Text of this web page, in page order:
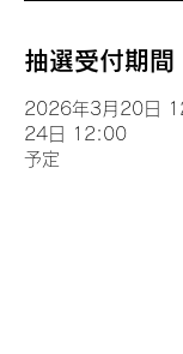
抽選受付期間
2026年3月20日
24日 12:00
予定